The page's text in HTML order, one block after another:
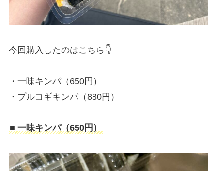
今回購入したのはこちら👇
・一味キンパ（650円）
・プルコギキンパ（880円）
■ 一味キンパ（650円）